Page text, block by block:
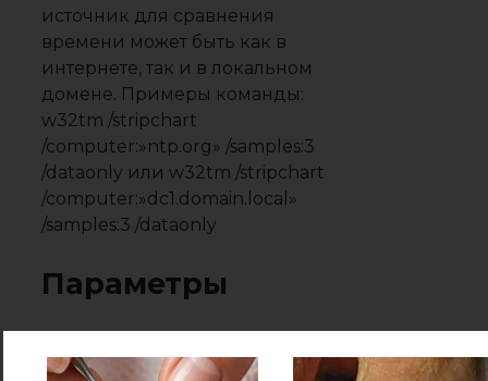
источник для сравнения
времени может быть как в
интернете, так и в локальном
домене. Примеры команды:
w32tm /stripchart
/computer:»ntp.org» /samples:3
/dataonly или w32tm /stripchart
/computer:»dc1.domain.local»
/samples:3 /dataonly
Параметры
данным способом,